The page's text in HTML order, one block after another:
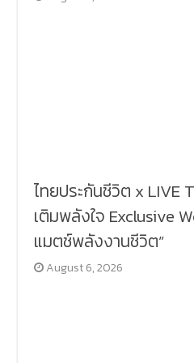
ไทยประกันชีวิต x LIVE
เติมพลังใจ Exclusive
แมตช์พลังงานชีวิต”
August 6, 2026